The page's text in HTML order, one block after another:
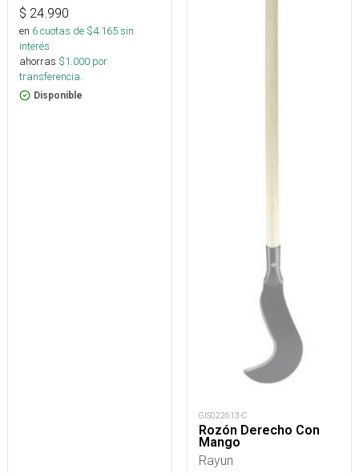
$ 24.990
en 6cuotas de $4.165sin
interés
ahorras $1.000 por
transferencia.
Disponible
GIS022613-C
Rozón Derecho Con
Mango
Rayun